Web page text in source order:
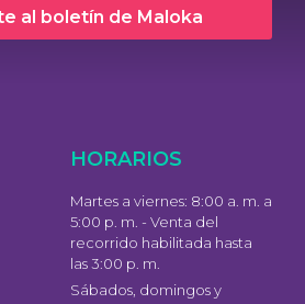
al boletín de Maloka
HORARIOS
Martes a viernes: 8:00 a. m. a
5:00 p. m. - Venta del
recorrido habilitada hasta
las 3:00 p. m.
Sábados, domingos y